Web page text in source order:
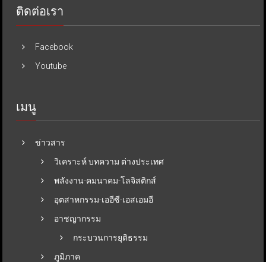
ติดต่อเรา
Facebook
Youtube
เมนู
ข่าวสาร
วิเคราะห์ บทความ ต่างประเทศ
พลังงาน-คมนาคม-โลจิสติกส์
อุตสาหกรรม-เออีซี-เอสเอมอี
อาชญากรรม
กระบวนการยุติธรรม
ภูมิภาค